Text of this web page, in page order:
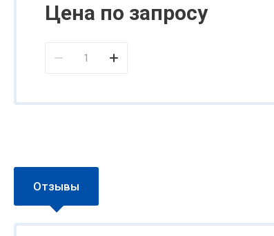
Цена по запросу
Отзывы